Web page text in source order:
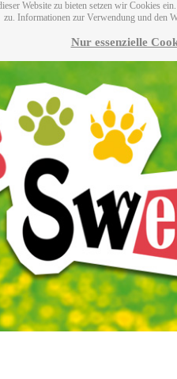
Website zu bieten setzen wir Cookies
zu. Informationen zur Verwendung und den
Nur essenzielle